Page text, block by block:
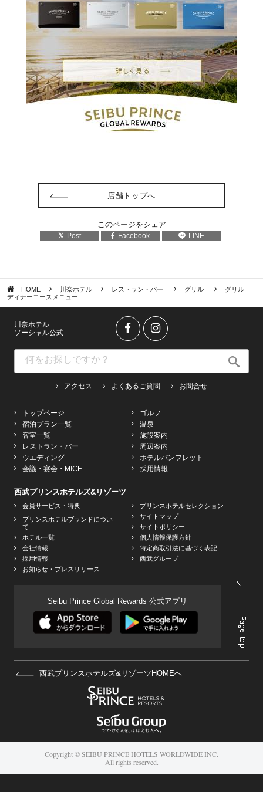
店舗トップへ
このページをシェア
Post Facebook LINE
HOME 川奈ホテル レストラン・バー グリル
グリル
ディナーコースメニュー
川奈ホテル
ソーシャル公式
アクセス よくあるご質問 お問合せ
トップページ
宿泊プラン一覧
客室一覧
レストラン・バー
ウエディング
会議・宴会・MICE
ゴルフ
温泉
施設案内
周辺案内
ホテルパンフレット
採用情報
西武プリンスホテルズ&リゾーツ
会員サービス・特典
プリンスホテルブランドについ
て
ホテル一覧
会社情報
採用情報
お知らせ・プレスリリース
プリンスホテルセレクション
サイトマップ
サイトポリシー
個人情報保護方針
特定商取引法に基づく表記
西武グループ
Seibu Prince Global Rewards 公式アプリ
西武プリンスホテルズ&リゾーツHOMEへ
Copyright © SEIBU PRINCE HOTELS WORLDWIDE INC.
All rights reserved.